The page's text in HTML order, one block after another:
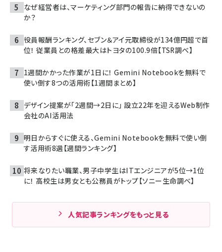
なぜ経営者は、マーケティング部門の報告に納得できないの
か？
役員報酬ランキング、セブン＆アイ元取締役が134億円超で首
位！ 従業員との格差最大はトヨタの100.9倍【TSR調べ】
1週間かかった作業が1日に！ Gemini Notebookを無料で
使い倒す8つの活用術【1週間まとめ】
デザイン提案が「2週間→2日に」 設立22年を迎えるWeb制作
会社のAI活用法
明日からすぐに使える、Gemini Notebookを無料で使い倒
す活用術8選【週間ランキング】
将来なりたい職業、男子中学生はITエンジニアが5位→1位
に！ 高校生は男女とも公務員がトップ【ソニー生命調べ】
人気記事ランキングをもっと見る